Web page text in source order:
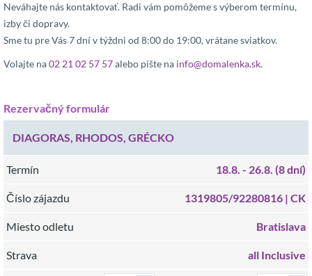
Neváhajte nás kontaktovať. Radi vám pomôžeme s výberom termínu,
izby či dopravy.
Sme tu pre Vás 7 dní v týždni od 8:00 do 19:00, vrátane sviatkov.
Volajte na02 21 02 57 57alebo píšte na info@domalenka.sk.
Rezervačný formulár
DIAGORAS, RHODOS, GRÉCKO
Termín 18.8. - 26.8. (8 dní)
Číslo zájazdu 1319805/92280816 | CK
Miesto odletu Bratislava
Strava all Inclusive